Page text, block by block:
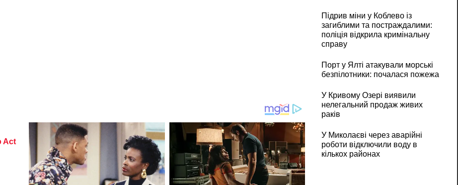
Підрив міни у Коблево із
загиблими та постраждалими:
поліція відкрила кримінальну
справу
Порт у Ялті атакували морські
безпілотники: почалася пожежа
У Кривому Озері виявили
нелегальний продаж живих
раків
У Миколаєві через аварійні
роботи відключили воду в
кількох районах